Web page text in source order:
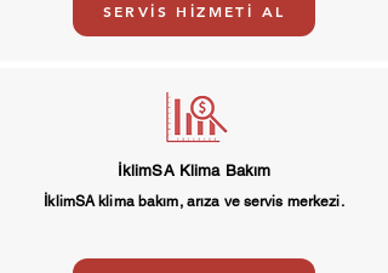
SERVİS HİZMETİ AL
İklimSA Klima Bakım
İklimSA klima bakım, arıza ve servis merkezi.